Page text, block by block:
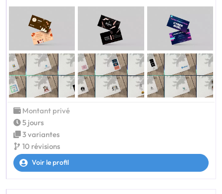
Montant privé
5 jours
3 variantes
10 révisions
Voir le profil